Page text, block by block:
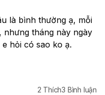
là bình thường ạ, mỗi
nhưng tháng này ngày
hỏi có sao ko ạ.
2 Thích3 Bình luận